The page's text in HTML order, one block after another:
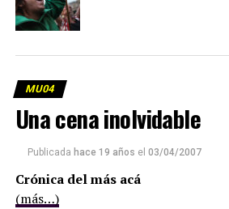
MU04
Una cena inolvidable
Publicada hace 19 años el 03/04/2007
Crónica del más acá
(más…)